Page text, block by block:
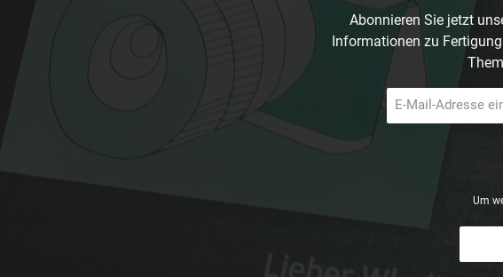
Abonnieren Sie jetzt
Informationen zu
Mail-
Adresse
Um